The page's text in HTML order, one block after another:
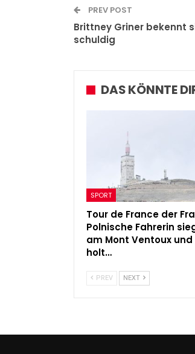
PREV POST
Brittney Griner bekennt
schuldig
DAS KÖNNTE
SPORT
Tour de France der
Polnische Fahrerin
am Mont Ventoux und
holt…
PREV NEXT